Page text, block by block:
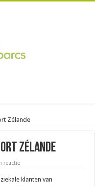
Zélande
Zélande
reactie
klanten van